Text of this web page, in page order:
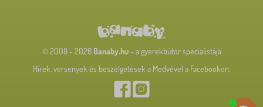
© 2008 - 2026 Banaby.hu- a gyerekbútor specialistája
Hírek, versenyek és beszélgetések a Medvével a Facebookon.